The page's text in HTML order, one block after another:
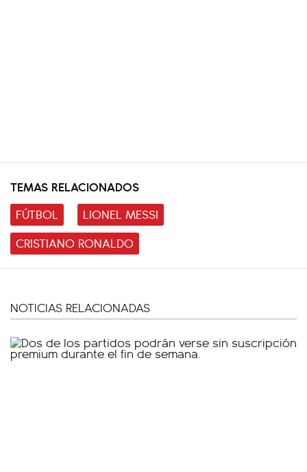
TEMAS RELACIONADOS
FÚTBOL
LIONEL MESSI
CRISTIANO RONALDO
NOTICIAS RELACIONADAS